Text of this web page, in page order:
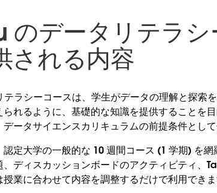
のデータリテラ
される内容
テラシーコースは、学生がデータの理解と探索
れるように、基礎的な知識を提供することを
ータサイエンスカリキュラムの前提条件として
認定大学の一般的な 10 週間コース (1 学期) を
、ディスカッションボードのアクティビティ、
業に合わせて内容を調整するだけで利用できま